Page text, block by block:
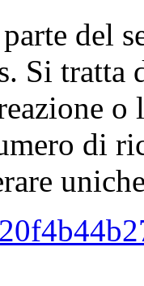
del
Si tratta
o
di